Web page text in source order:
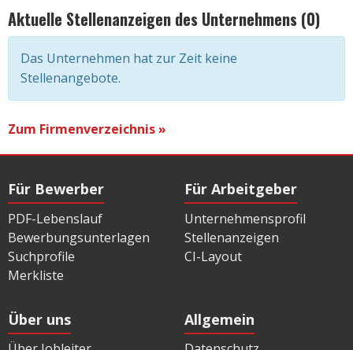
Aktuelle Stellenanzeigen des Unternehmens (0)
Das Unternehmen hat zur Zeit keine
Stellenangebote.
Zum Firmenverzeichnis »
Für Bewerber
PDF-Lebenslauf
Bewerbungsunterlagen
Suchprofile
Merkliste
Für Arbeitgeber
Unternehmensprofil
Stellenanzeigen
CI-Layout
Über uns Allgemein